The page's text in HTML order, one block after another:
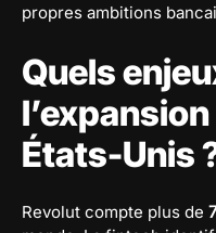
propres ambitions
Quels
États-Unis
Revolut compte plus de